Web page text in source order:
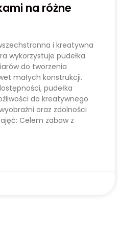
na różne
i kreatywna
wykorzystuje pudełka
do tworzenia
małych konstrukcji.
pudełka
do kreatywnego
oraz zdolności
Celem zabaw z